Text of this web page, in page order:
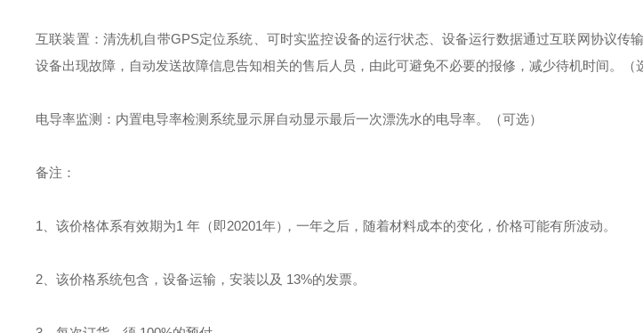
互联装置：清洗机自带GPS定位系统、可时实监控设备的运行状态、设备运行数据通过互联网协议传
设备出现故障，自动发送故障信息告知相关的售后人员，由此可避免不必要的报修，减少待机时间。（
电导率监测：内置电导率检测系统显示屏自动显示最后一次漂洗水的电导率。（可选）
备注：
1 、该价格体系有效期为1 年 （即20201年） ，一年之后，随着材料成本的变化，价格可能有所波动。
2 、该价格系统包含，设备运输，安装以及 13%的发票。